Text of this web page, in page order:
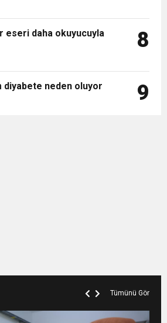
eseri daha okuyucuyla
8
diyabete neden oluyor 9
Tümünü Gör